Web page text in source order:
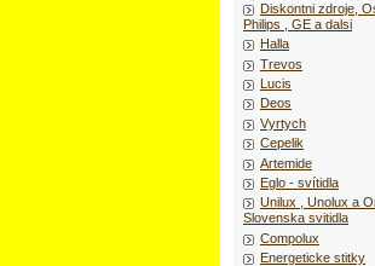
Diskontni zdroje,
Philips , GE a dalsi
Halla
Trevos
Lucis
Deos
Vyrtych
Cepelik
Artemide
Eglo - svítidla
Unilux , Unolux a
Slovenska svitidla
Compolux
Energeticke stitky